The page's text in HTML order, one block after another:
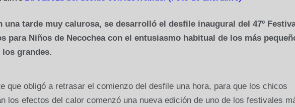
una tarde muy calurosa, se desarrolló el desfile inaugural del 47º
para Niños de Necochea con el entusiasmo habitual de los más
los grandes.
que obligó a retrasar el comienzo del desfile una hora, para que los chicos
los efectos del calor comenzó una nueva edición de uno de los festivales